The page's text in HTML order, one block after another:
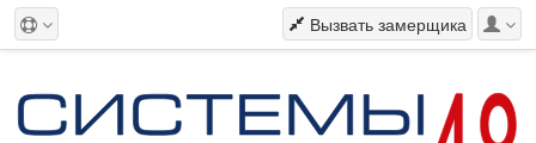
Вызвать замерщика